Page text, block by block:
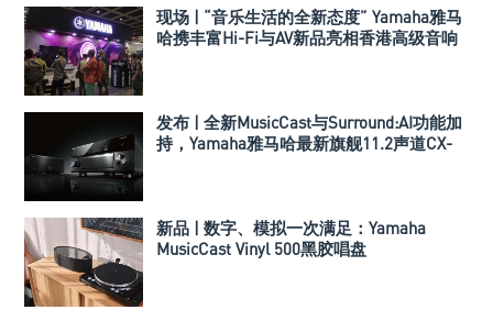
现场 | “音乐生活的全新态度” Yamaha雅马
哈携丰富Hi-Fi与AV新品亮相香港高级音响
发布 | 全新MusicCast与Surround:AI功能加
持，Yamaha雅马哈最新旗舰11.2声道CX-
新品 | 数字、模拟一次满足：Yamaha
MusicCast Vinyl 500黑胶唱盘